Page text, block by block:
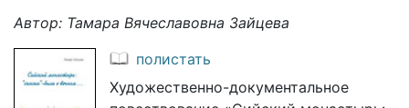
Автор: Тамара Вячеславовна Зайцева
полистать
Художественно-документальное